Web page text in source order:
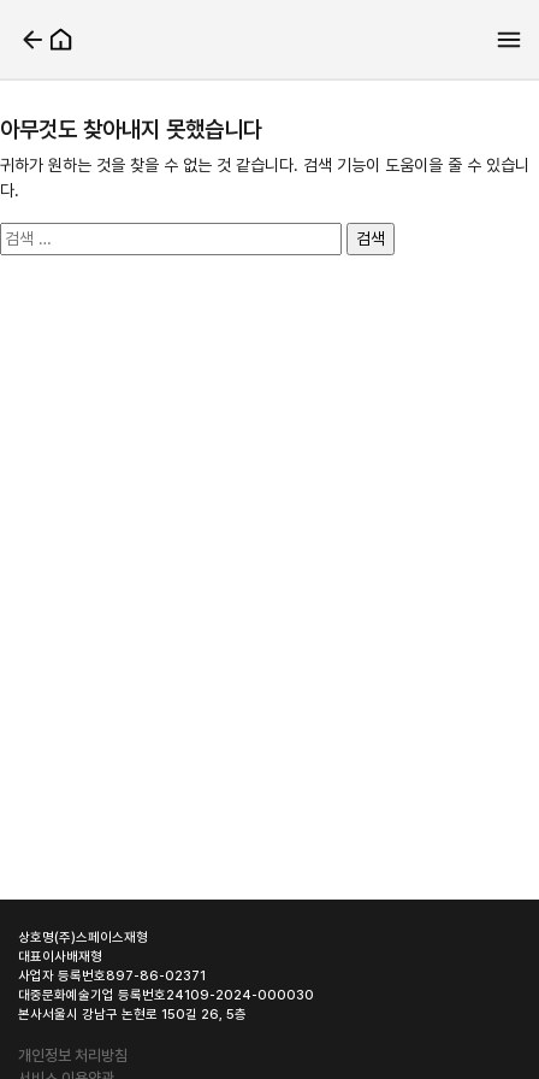
아무것도 찾아내지 못했습니다
귀하가 원하는 것을 찾을 수 없는 것 같습니다. 검색 기능이 도움이을 줄 수 있습니
다.
검
색:
상호명(주)스페이스재형
대표이사배재형
사업자 등록번호897-86-02371
대중문화예술기업 등록번호24109-2024-000030
본사서울시 강남구 논현로 150길 26, 5층
개인정보 처리방침